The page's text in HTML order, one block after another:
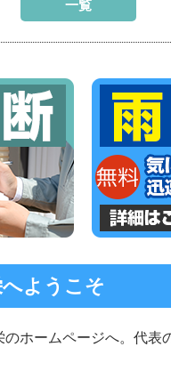
一覧
ようこそ
ホームページへ。代表